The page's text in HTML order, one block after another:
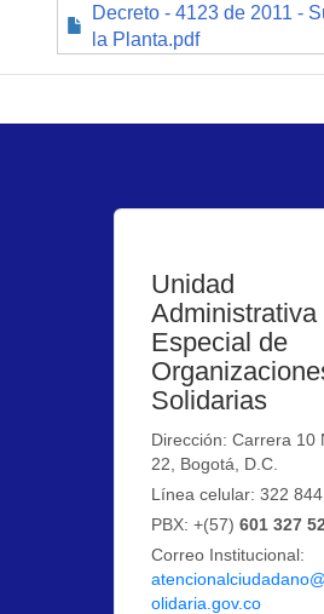
Decreto - 4123 de 2011 -
la Planta.pdf
Unidad
Administrativa
Especial de
Solidarias
Dirección: Carrera 10
22, Bogotá, D.C.
Línea celular: 322
PBX: +(57)601 327
Correo Institucional:
olidaria.gov.co